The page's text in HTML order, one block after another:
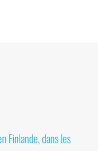
Finlande, dans les